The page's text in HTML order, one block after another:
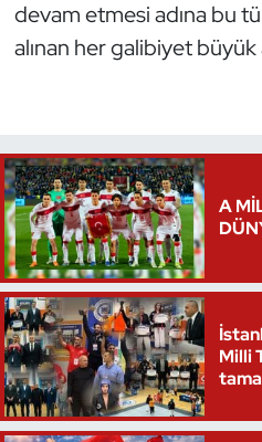
devam etmesi adına bu
alınan her galibiyet büyük
A
Milli
Triatlon
Vücut Geliştirme
Wushu Kungfu
Yelken
Yüzme